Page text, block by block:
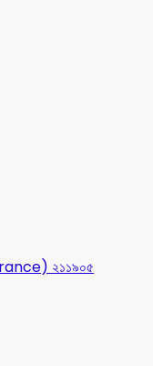
France) ২১১৯০৫